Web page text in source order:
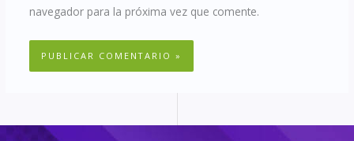
navegador para la próxima vez que comente.